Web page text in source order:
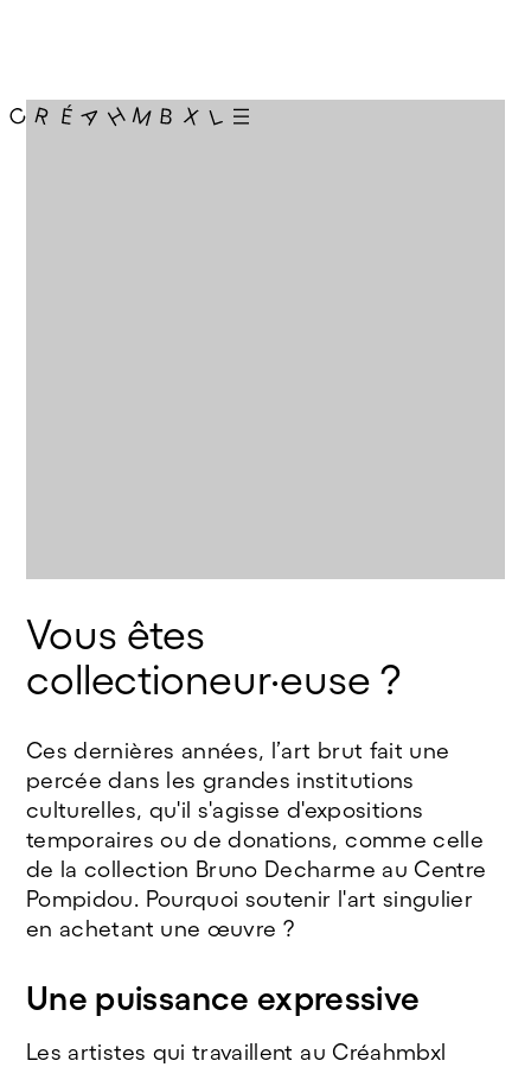
Vous êtes
collectioneur·euse ?
Ces dernières années, l’art brut fait une
percée dans les grandes institutions
culturelles, qu'il s'agisse d'expositions
temporaires ou de donations, comme celle
de la collection Bruno Decharme au Centre
Pompidou. Pourquoi soutenir l'art singulier
en achetant une œuvre ?
Une puissance expressive
Les artistes qui travaillent au Créahmbxl